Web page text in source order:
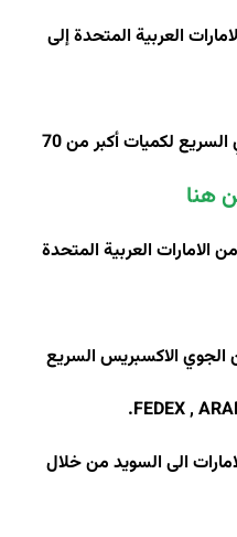
العربية المتحدة إلى
لمعرفة أسعار الشحن الجوي السريع لكميات أكبر من 70
هنا
العربية المتحدة
الاكسبريس السريع
FEDEX ,
.
الى السويد من خلال